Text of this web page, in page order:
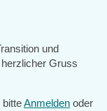
und
Gruss
bitteAnmelden oder